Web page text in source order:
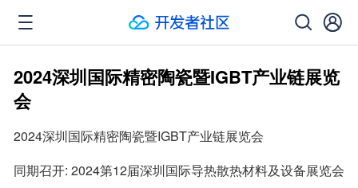
2024深圳国际精密陶瓷暨IGBT产业链展览
会
2024深圳国际精密陶瓷暨IGBT产业链展览会
同期召开: 2024第12届深圳国际导热散热材料及设备展览会